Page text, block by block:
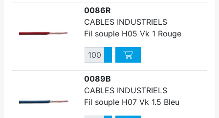
0086R
CABLES INDUSTRIELS
Fil souple H05 Vk 1 Rouge
QuantitéAugmenter quantité
Diminuer quantité
0089B
CABLES INDUSTRIELS
Fil souple H07 Vk 1.5 Bleu